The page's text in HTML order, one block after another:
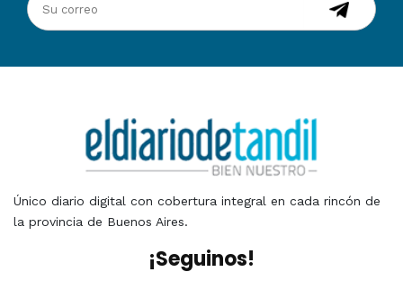
Único diario digital con cobertura integral en cada rincón de
la provincia de Buenos Aires.
¡Seguinos!